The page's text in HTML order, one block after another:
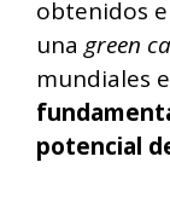
obtenidos
unagreen
mundiales
potencial